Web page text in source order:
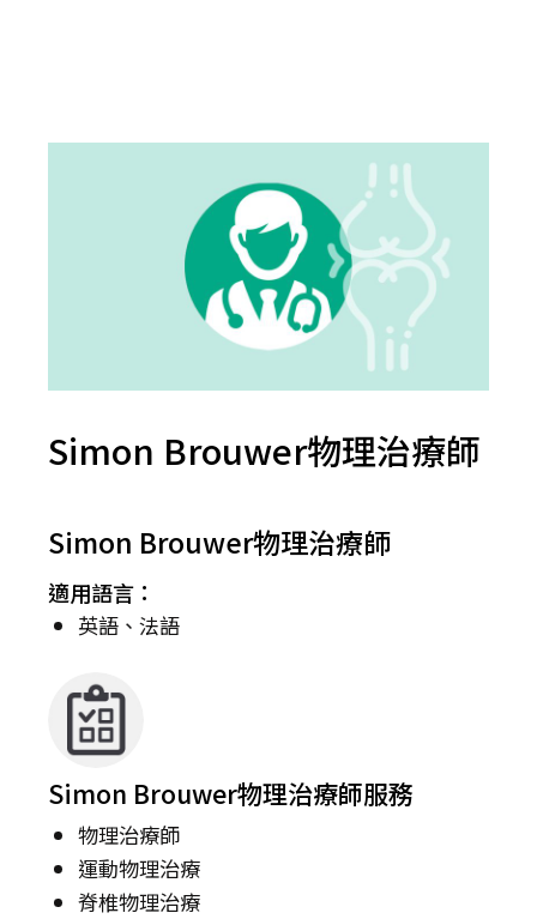
Simon Brouwer物理治療師
Simon Brouwer物理治療師
適用語言：
英語、法語
Simon Brouwer物理治療師服務
物理治療師
運動物理治療
脊椎物理治療